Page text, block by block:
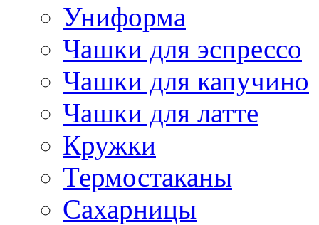
Униформа
Чашки для эспрессо
Чашки для капучино
Чашки для латте
Кружки
Термостаканы
Сахарницы